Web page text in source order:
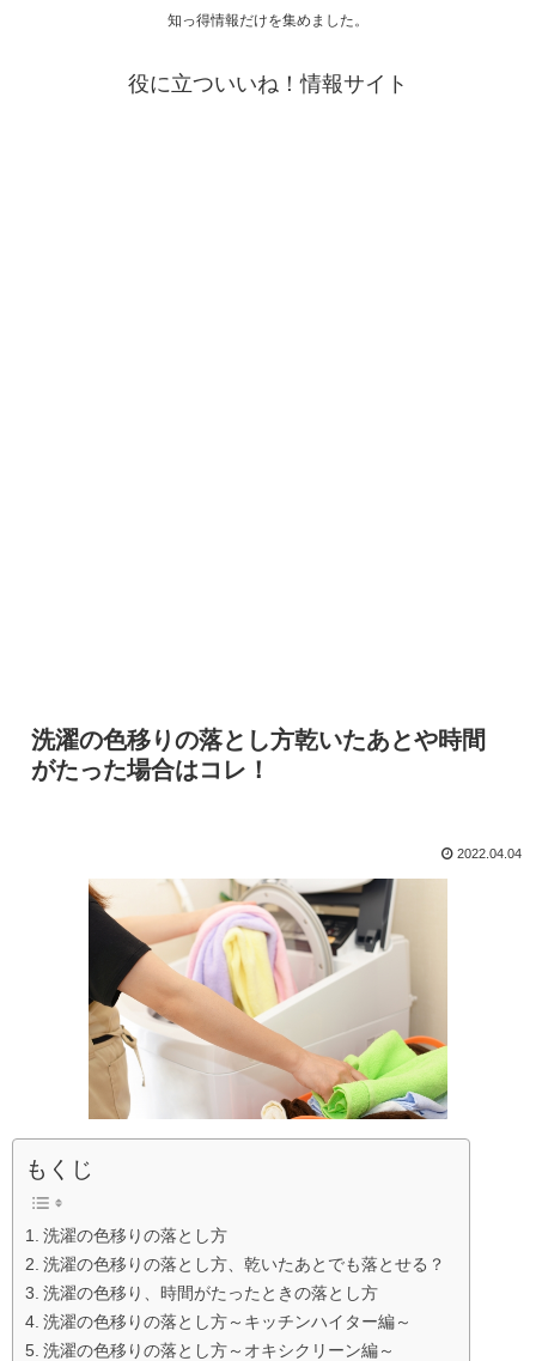
知っ得情報だけを集めました。
役に立ついいね！情報サイト
洗濯の色移りの落とし方乾いたあとや時間
がたった場合はコレ！
2022.04.04
もくじ
洗濯の色移りの落とし方
洗濯の色移りの落とし方、乾いたあとでも落とせる？
洗濯の色移り、時間がたったときの落とし方
洗濯の色移りの落とし方～キッチンハイター編～
洗濯の色移りの落とし方～オキシクリーン編～